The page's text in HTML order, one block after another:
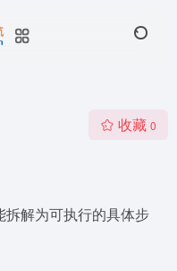
收藏 0
解为可执行的具体步